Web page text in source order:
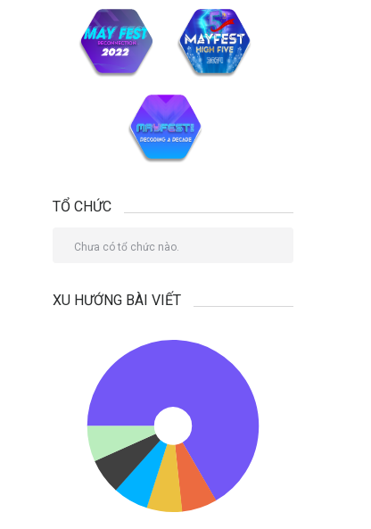
TỔ CHỨC
Chưa có tổ chức nào.
XU HƯỚNG BÀI VIẾT